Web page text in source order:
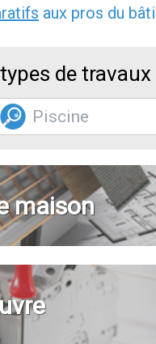
aux pros du
de
maison